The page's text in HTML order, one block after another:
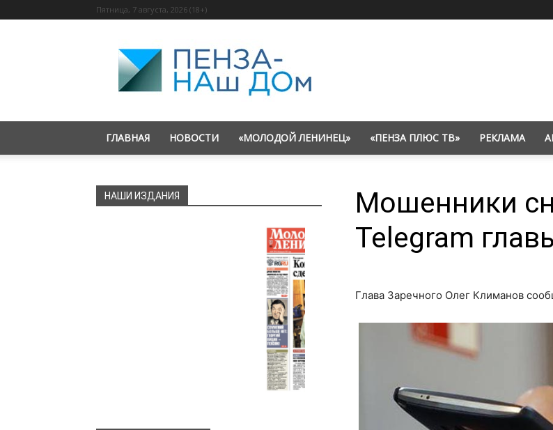
Пятница, 7 августа, 2026 (18+)
«Пенза
—
наш
дом»
ГЛАВНАЯ НОВОСТИ «МОЛОДОЙ ЛЕНИНЕЦ» «ПЕНЗА ПЛЮС ТВ» РЕКЛАМА
Мошенники
Telegram
Глава Заречного Олег Климанов
НАШИ ИЗДАНИЯ